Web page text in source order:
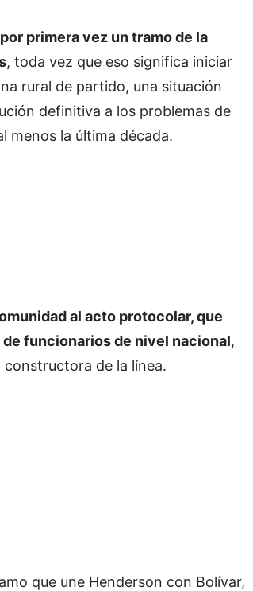
primera vez un tramo de la
, toda vez que eso significa iniciar
rural de partido, una situación
definitiva a los problemas de
menos la última década.
al acto protocolar, que
funcionarios de nivel nacional,
constructora de la línea.
que une Henderson con Bolívar,